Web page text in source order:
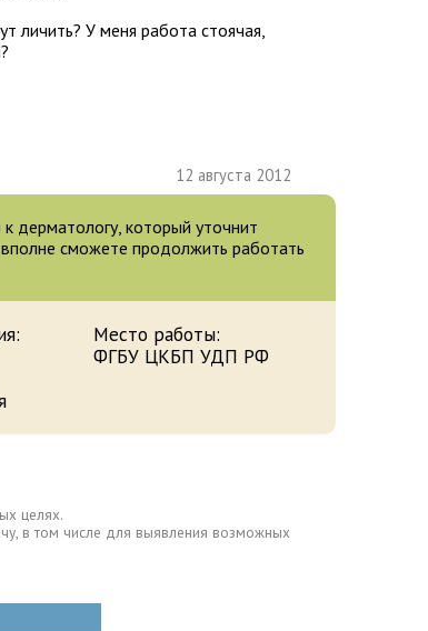
личить? У меня работа стоячая,
12 августа 2012
дерматологу, который уточнит
сможете продолжить работать
Место работы:
ФГБУ ЦКБП УДП РФ
целях.
в том числе для выявления возможных